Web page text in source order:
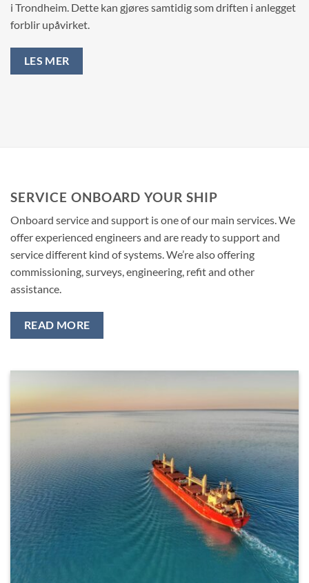
i Trondheim. Dette kan gjøres samtidig som driften i anlegget
forblir upåvirket.
LES MER
SERVICE ONBOARD YOUR SHIP
Onboard service and support is one of our main services. We
offer experienced engineers and are ready to support and
service different kind of systems. We’re also offering
commissioning, surveys, engineering, refit and other
assistance.
READ MORE